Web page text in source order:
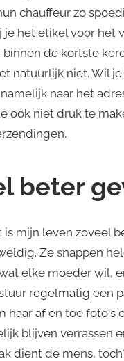
chauffeur zo
het etikel voor het
de kortste
natuurlijk niet. Wil
naar het
ook niet druk te
beter
mijn leven zoveel
Ze snappen
elke moeder wil,
regelmatig een
haar af en toe
blijven verrassen
dient de mens,